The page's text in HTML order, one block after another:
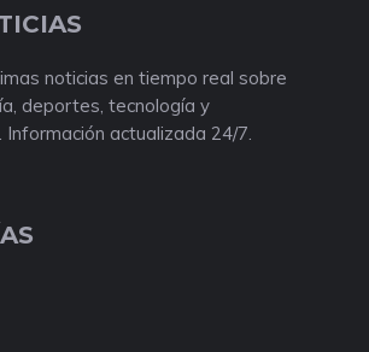
noticias en tiempo real sobre
deportes, tecnología y
actualizada 24/7.